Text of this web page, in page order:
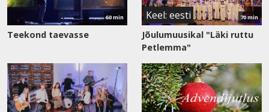
60 min
Teekond taevasse
70 min
Keel: eesti
Jõulumuusikal "Läki ruttu
Petlemma"
Vaata
saadet